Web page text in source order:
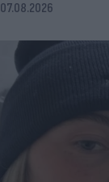
07.08.2026